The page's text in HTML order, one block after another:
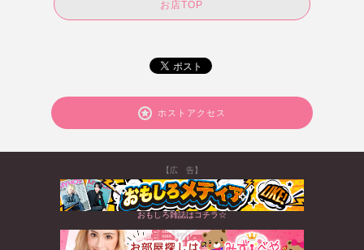
お店TOP
ホストアクセス
【広 告】
おもしろ雑誌はコチラ☆